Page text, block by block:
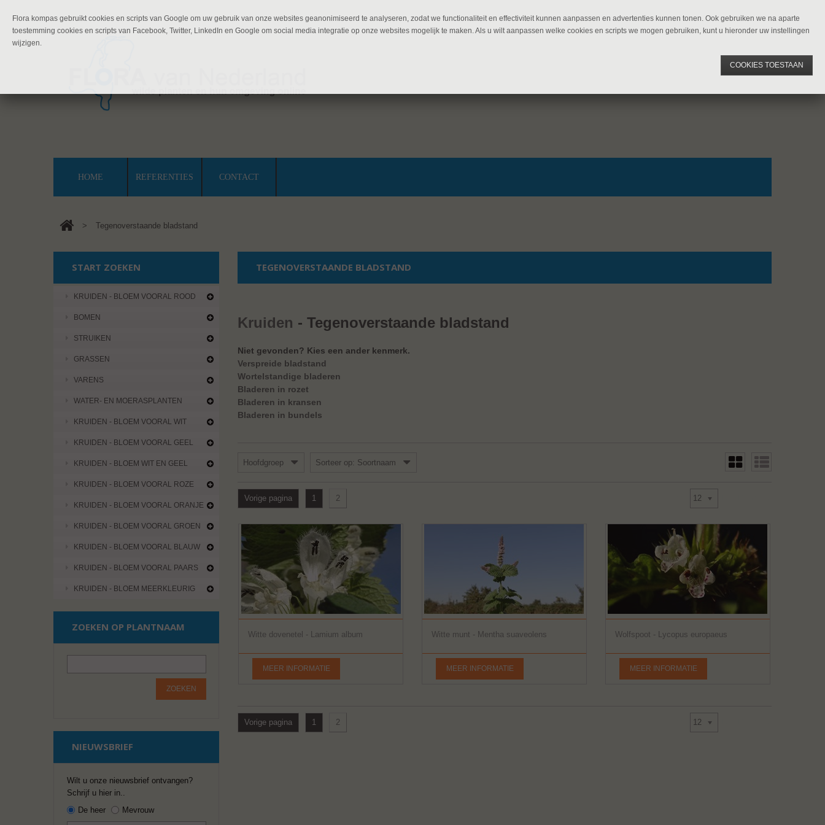
HOME REFERENTIES CONTACT
> Tegenoverstaande bladstand
TEGENOVERSTAANDE BLADSTAND
Kruiden - Tegenoverstaande bladstand
Niet gevonden? Kies een ander kenmerk.
Verspreide bladstand
Wortelstandige bladeren
Bladeren in rozet
Bladeren in kransen
Bladeren in bundels
Hoofdgroep Sorteer op: Soortnaam
Vorige pagina 1 2 12
Witte dovenetel - Lamium album
MEER INFORMATIE
Witte munt - Mentha suaveolens
MEER INFORMATIE
Wolfspoot - Lycopus europaeus
MEER INFORMATIE
Vorige pagina 1 2 12
START ZOEKEN
KRUIDEN - BLOEM VOORAL ROOD
BOMEN
STRUIKEN
GRASSEN
VARENS
WATER- EN MOERASPLANTEN
KRUIDEN - BLOEM VOORAL WIT
KRUIDEN - BLOEM VOORAL GEEL
KRUIDEN - BLOEM WIT EN GEEL
KRUIDEN - BLOEM VOORAL ROZE
KRUIDEN - BLOEM VOORAL ORANJE
KRUIDEN - BLOEM VOORAL GROEN
KRUIDEN - BLOEM VOORAL BLAUW
KRUIDEN - BLOEM VOORAL PAARS
KRUIDEN - BLOEM MEERKLEURIG
ZOEKEN OP PLANTNAAM
ZOEKEN
NIEUWSBRIEF
Wilt u onze nieuwsbrief ontvangen?
Schrijf u hier in..
De heer
Mevrouw
Flora kompas gebruikt cookies en scripts van Google om uw gebruik van onze websites geanonimiseerd te analyseren, zodat we functionaliteit en effectiviteit kunnen aanpassen en advertenties kunnen tonen. Ook gebruiken we na aparte
toestemming cookies en scripts van Facebook, Twitter, LinkedIn en Google om social media integratie op onze websites mogelijk te maken. Als u wilt aanpassen welke cookies en scripts we mogen gebruiken, kunt u hieronder uw instellingen
wijzigen.
COOKIES TOESTAAN